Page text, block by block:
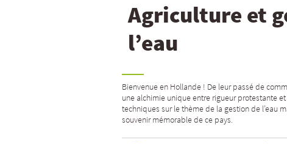
Agriculture et
l’eau
Bienvenue en Hollande ! De leur passé de
une alchimie unique entre rigueur protestante
techniques sur le thème de la gestion de l’eau
souvenir mémorable de ce pays.